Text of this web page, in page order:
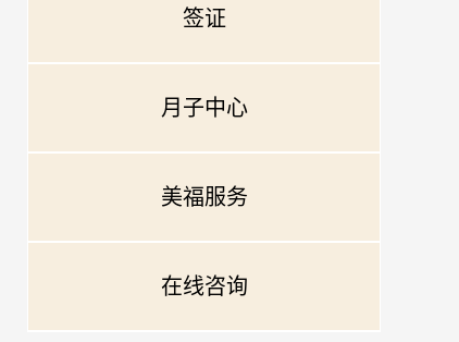
签证
月子中心
美福服务
在线咨询